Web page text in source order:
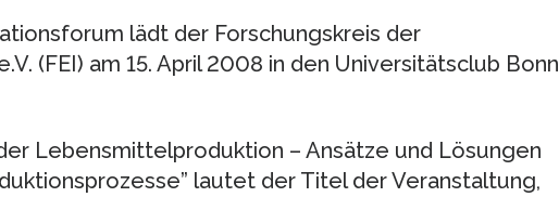
lädt der Forschungskreis der
(FEI) am 15. April 2008 in den Universitätsclub Bonn
Lebensmittelproduktion – Ansätze und Lösungen
lautet der Titel der Veranstaltung,